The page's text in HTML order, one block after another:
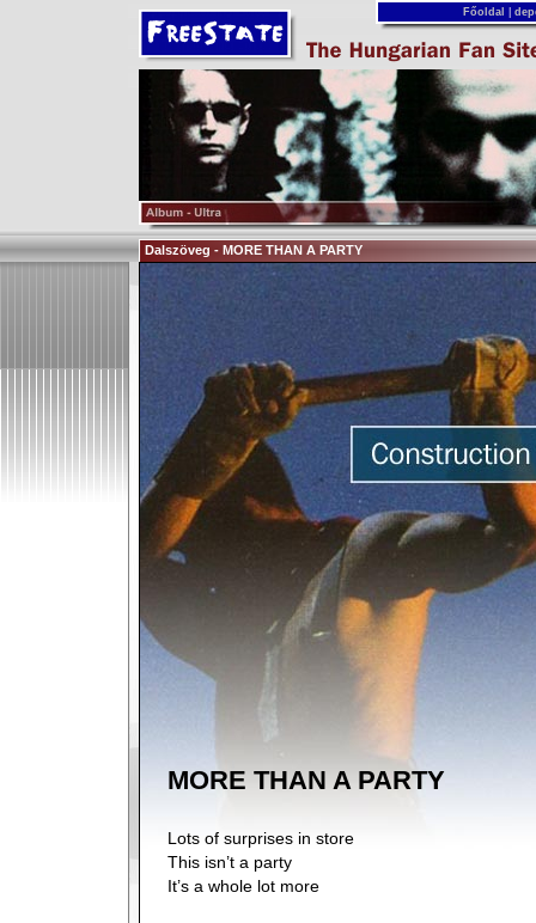
Főoldal
Dalszöveg - MORE THAN A PARTY
MORE THAN A PARTY
Lots of surprises in store
This isn’t a party
It’s a whole lot more